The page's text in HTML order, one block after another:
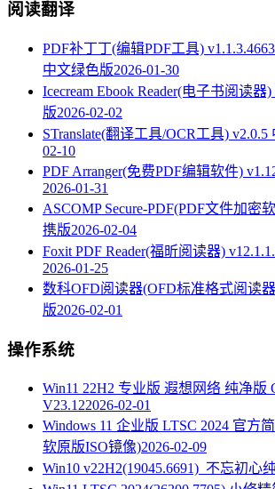
阅读翻译
PDF补丁丁(编辑PDF工具) v1.1.3.4663
中文绿色版2026-01-30
Icecream Ebook Reader(电子书阅读器
版2026-02-02
STranslate(翻译工具/OCR工具) v2.0.5
02-10
PDF Arranger(免费PDF编辑软件)
2026-01-31
ASCOMP Secure-PDF(PDF文件加密
携版2026-02-04
Foxit PDF Reader(福昕阅读器)
2026-01-25
数科OFD阅读器(OFD标准格式阅读
版2026-02-01
操作系统
Win11 22H2 专业版 遐想网络 纯净版
V23.122026-02-01
Windows 11 企业版 LTSC 2024 官方
软原版ISO镜像)2026-02-09
Win10 v22H2(19045.6691)_不忘初心